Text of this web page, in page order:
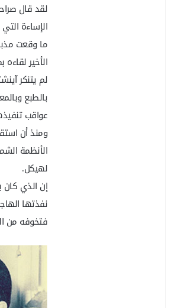
الإساءة
ما وقعت
الأخير لقاءه
لم يتنكر
بالطبع
عواقب
الأنظمة
لهيكل.
إن الذي كان
نفذتها
فتخوفه من